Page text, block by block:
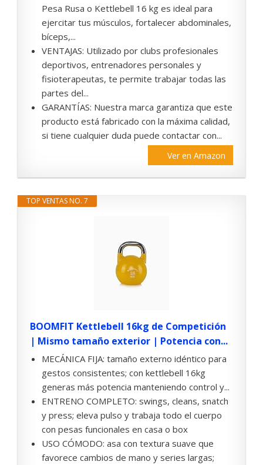
Pesa Rusa o Kettlebell 16 kg es ideal para
ejercitar tus músculos, fortalecer abdominales,
bíceps,...
VENTAJAS: Utilizado por clubs profesionales
deportivos, entrenadores personales y
fisioterapeutas, te permite trabajar todas las
partes del...
GARANTÍAS: Nuestra marca garantiza que este
producto está fabricado con la máxima calidad,
si tiene cualquier duda puede contactar con...
Ver en Amazon
TOP VENTAS NO. 7
BOOMFIT Kettlebell 16kg de Competición
| Mismo tamaño exterior | Potencia con...
MECÁNICA FIJA: tamaño externo idéntico para
gestos consistentes; con kettlebell 16kg
generas más potencia manteniendo control y...
ENTRENO COMPLETO: swings, cleans, snatch
y press; eleva pulso y trabaja todo el cuerpo
con pesas funcionales en casa o box
USO CÓMODO: asa con textura suave que
favorece cambios de mano y series largas;